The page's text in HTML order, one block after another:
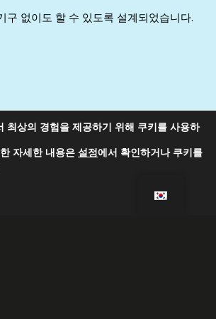
구 없이도 할 수 있도록 설계되었습니다.
육관에 가거나 값비싼 장비를 구입할 필
최상의 경험을 제공하기 위해 쿠키를 사용하
자세한 내용은 설정에서 확인하거나 쿠키를